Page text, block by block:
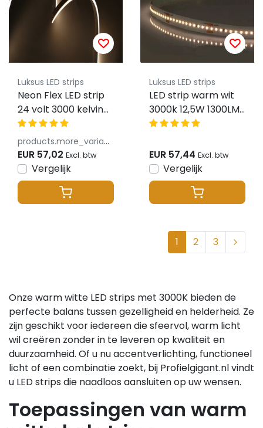
Luksus LED strips
Neon Flex LED strip
24 volt 3000 kelvin
warm wit 9,6W
1000LM 6x12mm IP65
– 5 meter
products.more_variants_available
EUR 57,02 Excl. btw
Vergelijk
Luksus LED strips
LED strip warm wit
3000k 12,5W 1300LM
192LED p/m 48VDC
EUR 57,44 Excl. btw
Vergelijk
1 2 3
Onze warm witte LED strips met 3000K bieden de
perfecte balans tussen gezelligheid en helderheid. Ze
zijn geschikt voor iedereen die sfeervol, warm licht
wil creëren zonder in te leveren op kwaliteit en
duurzaamheid. Of u nu accentverlichting, functioneel
licht of een combinatie zoekt, bij Profielgigant.nl vindt
u LED strips die naadloos aansluiten op uw wensen.
Toepassingen van warm